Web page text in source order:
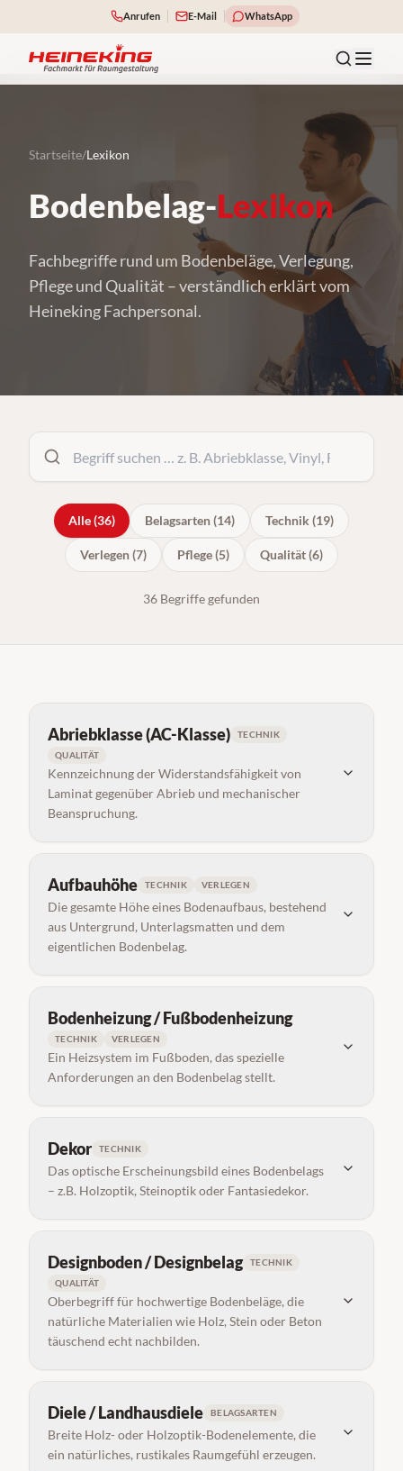
Anrufen E-Mail WhatsApp
Startseite/Lexikon
Bodenbelag-Lexikon
Fachbegriffe rund um Bodenbeläge, Verlegung,
Pflege und Qualität – verständlich erklärt vom
Heineking Fachpersonal.
Alle (36) Belagsarten(14) Technik (19)
Verlegen(7) Pflege(5) Qualität(6)
36 Begriffe gefunden
Abriebklasse (AC-Klasse)
TECHNIK
QUALITÄT
Kennzeichnung der Widerstandsfähigkeit von
Laminat gegenüber Abrieb und mechanischer
Beanspruchung.
Aufbauhöhe TECHNIK VERLEGEN
Die gesamte Höhe eines Bodenaufbaus, bestehend
aus Untergrund, Unterlagsmatten und dem
eigentlichen Bodenbelag.
Bodenheizung / Fußbodenheizung
TECHNIK VERLEGEN
Ein Heizsystem im Fußboden, das spezielle
Anforderungen an den Bodenbelag stellt.
Dekor TECHNIK
Das optische Erscheinungsbild eines Bodenbelags
– z.B. Holzoptik, Steinoptik oder Fantasiedekor.
Designboden / Designbelag
TECHNIK
QUALITÄT
Oberbegriff für hochwertige Bodenbeläge, die
natürliche Materialien wie Holz, Stein oder Beton
täuschend echt nachbilden.
Diele / Landhausdiele BELAGSARTEN
Breite Holz- oder Holzoptik-Bodenelemente, die
ein natürliches, rustikales Raumgefühl erzeugen.